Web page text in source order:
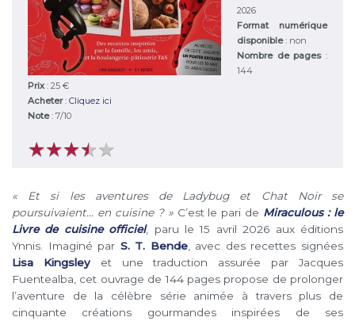
2026
Format numérique
disponible: non
Nombre de pages :
144
Prix: 25 €
Acheter: Cliquez ici
Note: 7/10
★★★★★
★★★★★
« Et si les aventures de Ladybug et Chat Noir se
poursuivaient… en cuisine ? »C’est le pari de Miraculous : le
Livre de cuisine officiel, paru le 15 avril 2026 aux éditions
Ynnis. Imaginé par S. T. Bende, avec des recettes signées
Lisa Kingsleyet une traduction assurée par Jacques
Fuentealba, cet ouvrage de 144 pages propose de prolonger
l’aventure de la célèbre série animée à travers plus de
cinquante créations gourmandes inspirées de ses